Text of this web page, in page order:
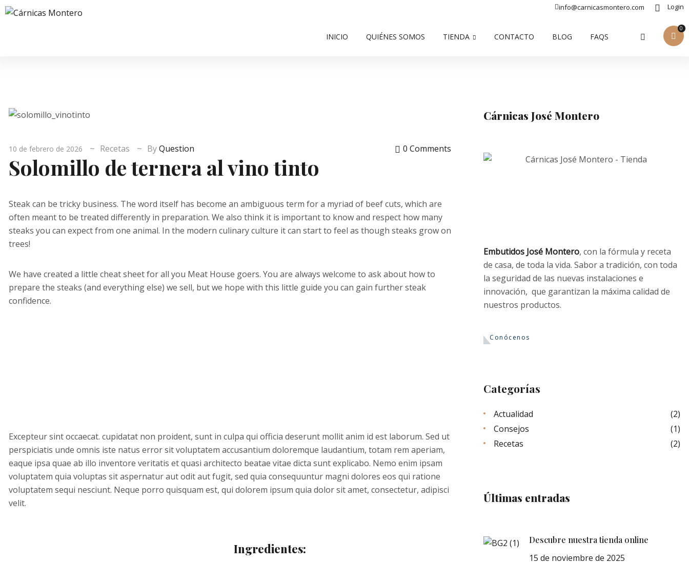
info@carnicasmontero.com Login
INICIO QUIÉNES SOMOS TIENDA CONTACTO BLOG FAQS
0
10 de febrero de 2026 Recetas ByQuestion 0 Comments
Solomillo de ternera al vino tinto
Steak can be tricky business. The word itself has become an ambiguous term for a myriad of beef cuts, which are
often meant to be treated differently in preparation. We also think it is important to know and respect how many
steaks you can expect from one animal. In the modern culinary culture it can start to feel as though steaks grow on
trees!
We have created a little cheat sheet for all you Meat House goers. You are always welcome to ask about how to
prepare the steaks (and everything else) we sell, but we hope with this little guide you can gain further steak
confidence.
Excepteur sint occaecat. cupidatat non proident, sunt in culpa qui officia deserunt mollit anim id est laborum. Sed ut
perspiciatis unde omnis iste natus error sit voluptatem accusantium doloremque laudantium, totam rem aperiam,
eaque ipsa quae ab illo inventore veritatis et quasi architecto beatae vitae dicta sunt explicabo. Nemo enim ipsam
voluptatem quia voluptas sit aspernatur aut odit aut fugit, sed quia consequuntur magni dolores eos qui ratione
voluptatem sequi nesciunt. Neque porro quisquam est, qui dolorem ipsum quia dolor sit amet, consectetur, adipisci
velit.
Ingredientes:
Cárnicas José Montero
Embutidos José Montero, con la fórmula y receta
de casa, de toda la vida. Sabor a tradición, con toda
la seguridad de las nuevas instalaciones e
innovación, que garantizan la máxima calidad de
nuestros productos.
Conócenos
Categorías
Actualidad
(2)
Consejos
(1)
Recetas
(2)
Últimas entradas
Descubre nuestra tienda online
15 de noviembre de 2025